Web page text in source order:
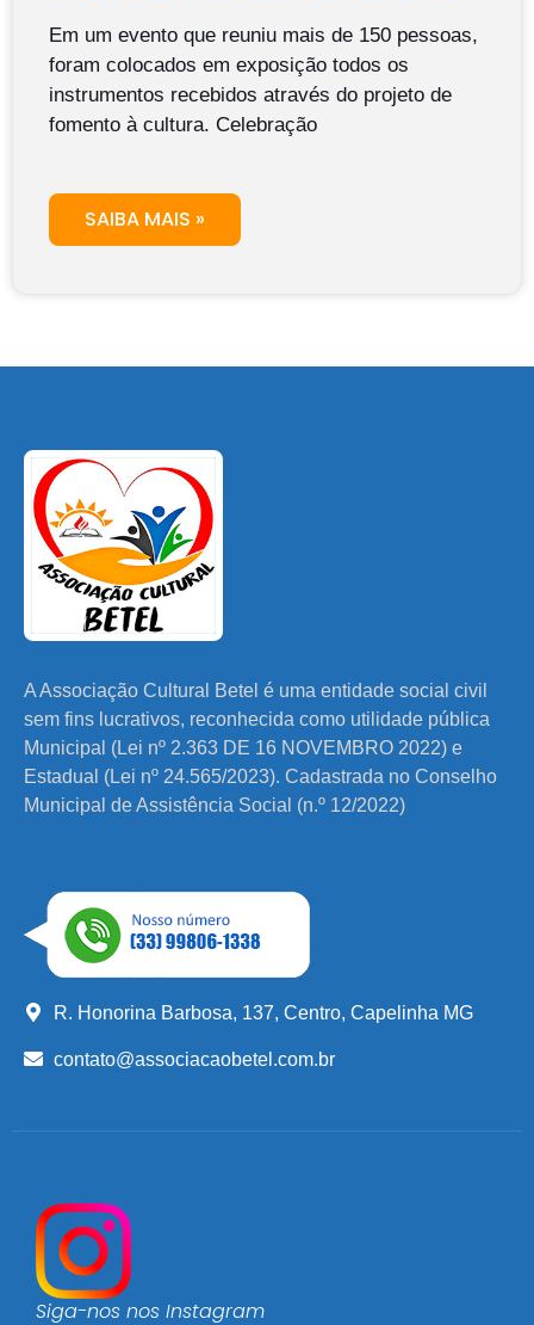
Em um evento que reuniu mais de 150 pessoas,
foram colocados em exposição todos os
instrumentos recebidos através do projeto de
fomento à cultura. Celebração
SAIBA MAIS »
A Associação Cultural Betel é uma entidade social civil
sem fins lucrativos, reconhecida como utilidade pública
Municipal (Lei nº 2.363 DE 16 NOVEMBRO 2022) e
Estadual (Lei nº 24.565/2023). Cadastrada no Conselho
Municipal de Assistência Social (n.º 12/2022)
R. Honorina Barbosa, 137, Centro, Capelinha MG
contato@associacaobetel.com.br
Siga-nos nos Instagram